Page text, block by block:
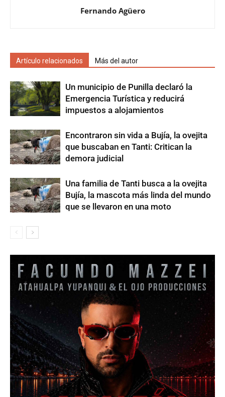
Fernando Agüero
Artículo relacionados Más del autor
Un municipio de Punilla declaró la
Emergencia Turística y reducirá
impuestos a alojamientos
Encontraron sin vida a Bujía, la ovejita
que buscaban en Tanti: Critican la
demora judicial
Una familia de Tanti busca a la ovejita
Bujía, la mascota más linda del mundo
que se llevaron en una moto